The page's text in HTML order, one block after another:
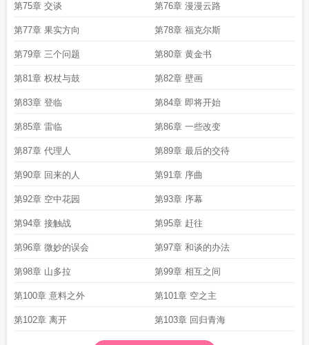
第75章 交谈 第76章 漫漫云路
第77章 果实方向 第78章 福克尔斯
第79章 三个问题 第80章 黄金书
第81章 权杖与鼓 第82章 壁画
第83章 登临 第84章 即将开始
第85章 雷临 第86章 一些改变
第87章 代理人 第89章 最后的交待
第90章 回来的人 第91章 序曲
第92章 空中花园 第93章 序幕
第94章 接触战 第95章 赶往
第96章 微妙的误会 第97章 和谈的办法
第98章 山多拉 第99章 相互之间
第100章 意料之外 第101章 空之主
第102章 离开 第103章 回归青海